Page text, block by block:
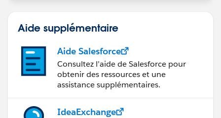
Aide supplémentaire
Aide Salesforce
Consultez l’aide de Salesforce pour
obtenir des ressources et une
assistance supplémentaires.
IdeaExchange